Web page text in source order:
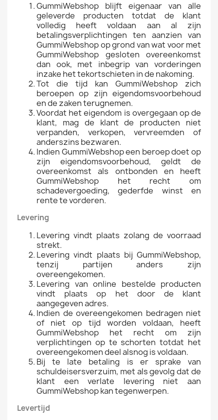
GummiWebshop blijft eigenaar van alle
geleverde producten totdat de klant
volledig heeft voldaan aan al zijn
betalingsverplichtingen ten aanzien van
GummiWebshop op grond van wat voor met
GummiWebshop gesloten overeenkomst
dan ook, met inbegrip van vorderingen
inzake het tekortschieten in de nakoming.
Tot die tijd kan GummiWebshop zich
beroepen op zijn eigendomsvoorbehoud
en de zaken terugnemen.
Voordat het eigendom is overgegaan op de
klant, mag de klant de producten niet
verpanden, verkopen, vervreemden of
anderszins bezwaren.
Indien GummiWebshop een beroep doet op
zijn eigendomsvoorbehoud, geldt de
overeenkomst als ontbonden en heeft
GummiWebshop het recht om
schadevergoeding, gederfde winst en
rente te vorderen.
Levering
Levering vindt plaats zolang de voorraad
strekt.
Levering vindt plaats bij GummiWebshop,
tenzij partijen anders zijn
overeengekomen.
Levering van online bestelde producten
vindt plaats op het door de klant
aangegeven adres.
Indien de overeengekomen bedragen niet
of niet op tijd worden voldaan, heeft
GummiWebshop het recht om zijn
verplichtingen op te schorten totdat het
overeengekomen deel alsnog is voldaan.
Bij te late betaling is er sprake van
schuldeisersverzuim, met als gevolg dat de
klant een verlate levering niet aan
GummiWebshop kan tegenwerpen.
Levertijd